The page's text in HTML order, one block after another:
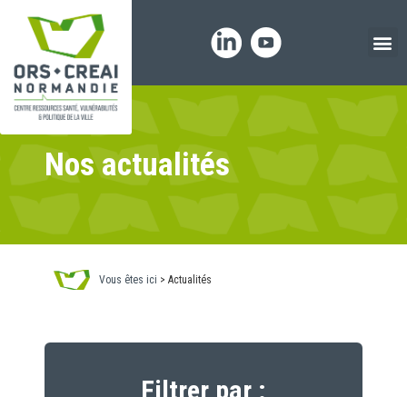
Nos actualités
Vous êtes ici > Actualités
Filtrer par :
Panneau de gestion des cookies